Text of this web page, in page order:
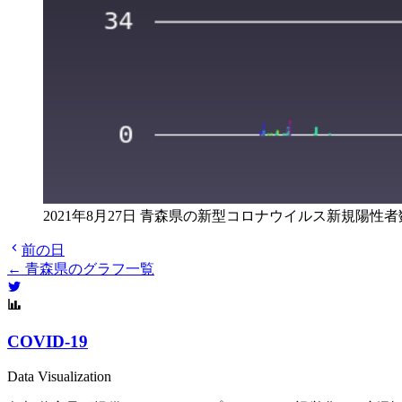
2021年8月27日 青森県の新型コロナウイルス新規陽性者
前の日
← 青森県のグラフ一覧
COVID-19
Data Visualization